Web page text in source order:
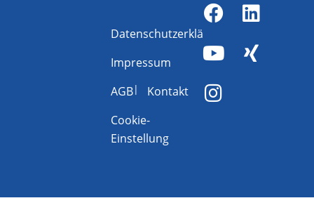
Datenschutzerklärung
Impressum
AGB
Kontakt
Cookie-
Einstellung